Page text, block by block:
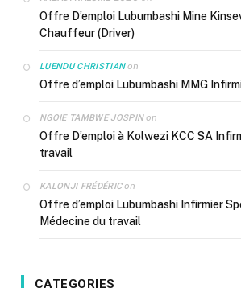
Offre D’emploi Lubumbashi Mine
Chauffeur (Driver)
LUENDU CHRISTIANon
Offre d’emploi Lubumbashi MMG
NGOIE TAMBWE JOSPINon
Offre D’emploi à Kolwezi KCC SA
travail
KALONJI FRÉDÉRICon
Offre d’emploi Lubumbashi Infirmier
Médecine du travail
CATEGORIES